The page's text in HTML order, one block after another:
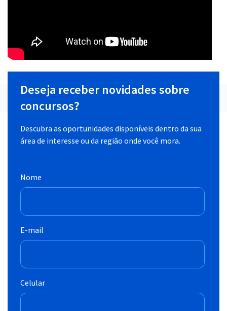
Deseja receber novidades sobre
concursos?
Descubra as oportunidades disponíveis dentro da sua
área de interesse ou da região onde você mora.
Nome
E-mail
Celular